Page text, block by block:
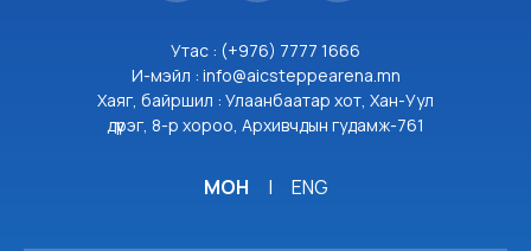
Утас : (+976) 7777 1666
И-мэйл : info@aicsteppearena.mn
Хаяг, байршил : Улаанбаатар хот, Хан-Уул
дүүрэг, 8-р хороо, Архивчдын гудамж-761
МОН | ENG